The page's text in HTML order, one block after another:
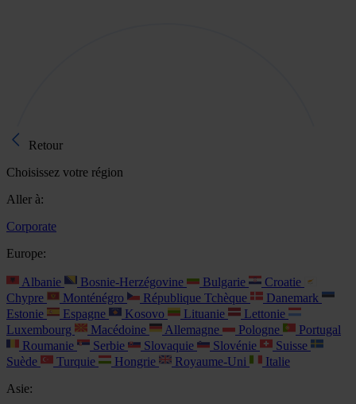
Retour
Choisissez votre région
Aller à:
Corporate
Europe:
Albanie Bosnie-Herzégovine Bulgarie
Croatie
Chypre
Monténégro République Tchèque
Danemark
Estonie
Espagne Kosovo Lituanie
Lettonie
Luxembourg
Macédoine Allemagne Pologne
Portugal
Roumanie
Serbie Slovaquie Slovénie
Suisse
Suède
Turquie Hongrie Royaume-Uni
Italie
Asie: